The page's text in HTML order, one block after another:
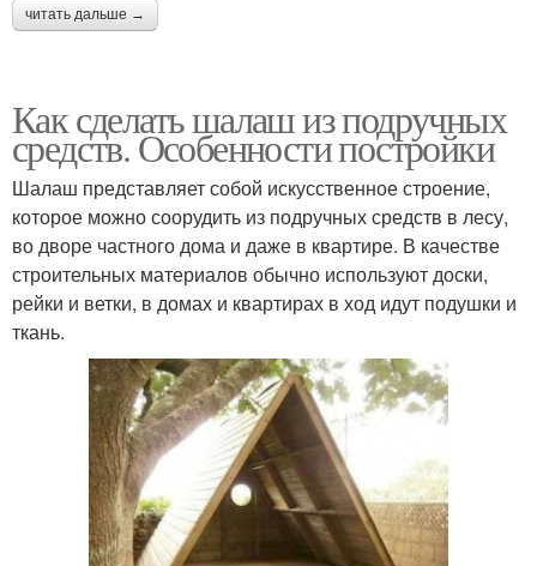
читать дальше →
Как сделать шалаш из подручных
средств. Особенности постройки
Шалаш представляет собой искусственное строение,
которое можно соорудить из подручных средств в лесу,
во дворе частного дома и даже в квартире. В качестве
строительных материалов обычно используют доски,
рейки и ветки, в домах и квартирах в ход идут подушки и
ткань.